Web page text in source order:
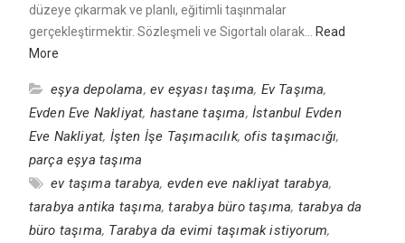
düzeye çıkarmak ve planlı, eğitimli taşınmalar
gerçekleştirmektir. Sözleşmeli ve Sigortalı olarak… Read
More
eşya depolama, ev eşyası taşıma, Ev Taşıma,
Evden Eve Nakliyat, hastane taşıma, İstanbul Evden
Eve Nakliyat, İşten İşe Taşımacılık,ofis taşımacığı,
parça eşya taşıma
ev taşıma tarabya, evden eve nakliyat tarabya,
tarabya antika taşıma,tarabya büro taşıma, tarabya da
büro taşıma, Tarabya da evimi taşımak istiyorum,